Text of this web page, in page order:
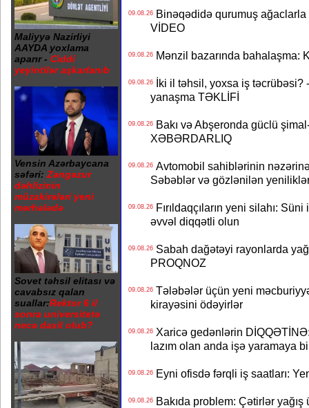
Maliyyə Nazirliyi
AAYDA yoxlama
aparır - Ciddi
yeyintilər aşkarlanıb
Vensin Azərbaycana
səfəri: Zəngəzur
dəhlizinin
müzakirələri yeni
mərhələdə
Sovet təhsil elitası və
cavabsız qalan
suallar:Rektor 6 il
sonra universitetə
necə daxil olub?
09.08.26Binəqədidə qurumuş ağaclarla
VİDEO
09.08.26Mənzil bazarında bahalaşma:
09.08.26İki il təhsil, yoxsa iş təcrübəsi?
yanaşma TƏKLİFİ
09.08.26Bakı və Abşeronda güclü
XƏBƏRDARLIQ
09.08.26Avtomobil sahiblərinin
Səbəblər və gözlənilən
09.08.26Fırıldaqçıların yeni silahı:
əvvəl diqqətli olun
09.08.26Sabah dağətəyi rayonlarda
PROQNOZ
09.08.26Tələbələr üçün yeni
kirayəsini ödəyirlər
09.08.26Xaricə gedənlərin DİQQƏTİNƏ:
lazım olan anda işə yaramaya
09.08.26Eyni ofisdə fərqli iş saatları:
09.08.26Bakıda problem: Çətirlər